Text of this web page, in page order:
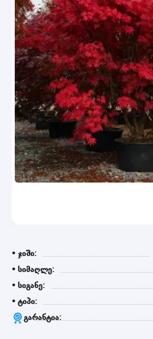
• ჯიში:
• სიმაღლე:
• სიგანე:
• ტიპი:
გარანტია: